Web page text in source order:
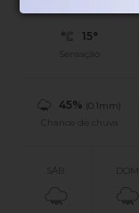
15°
Sensação
45% (0.1mm)
Chance de chuva
SÁB DOM